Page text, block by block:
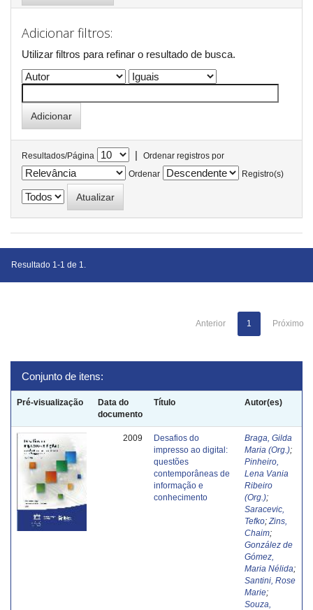
Adicionar filtros:
Utilizar filtros para refinar o resultado de busca.
Resultados/Página |
Ordenar registros por
Ordenar
Registro(s)
Resultado 1-1 de 1.
Anterior 1 Próximo
Conjunto de itens:
Pré-visualização
Data do
documento
Título Autor(es)
2009
Desafios do
impresso ao digital:
questões
contemporâneas de
informação e
conhecimento
Braga, Gilda
Maria (Org.);
Pinheiro,
Lena Vania
Ribeiro
(Org.);
Saracevic,
Tefko; Zins,
Chaim;
González de
Gómez,
Maria Nélida;
Santini, Rose
Marie;
Souza,